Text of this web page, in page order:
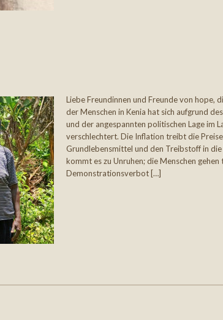
Liebe Freundinnen und Freunde von hope,
der Menschen in Kenia hat sich aufgrund
und der angespannten politischen Lage im
verschlechtert. Die Inflation treibt die
Grundlebensmittel und den Treibstoff in die
kommt es zu Unruhen; die Menschen
Demonstrationsverbot […]